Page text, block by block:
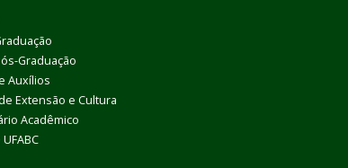
Graduação
Auxílios
Extensão e Cultura
Acadêmico